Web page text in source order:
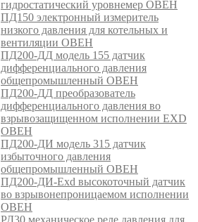
гидростатический уровнемер ОВЕН
ПД150 электронный измеритель
низкого давления для котельных и
вентиляции ОВЕН
ПД200-ДД модель 155 датчик
дифференциального давления
общепромышленный ОВЕН
ПД200-ДД преобразователь
дифференциального давления во
взрывозащищенном исполнении EXD
ОВЕН
ПД200-ДИ модель 315 датчик
избыточного давления
общепромышленный ОВЕН
ПД200-ДИ-Exd высокоточный датчик
во взрывонепроницаемом исполнении
ОВЕН
РД30 механическое реле давления для